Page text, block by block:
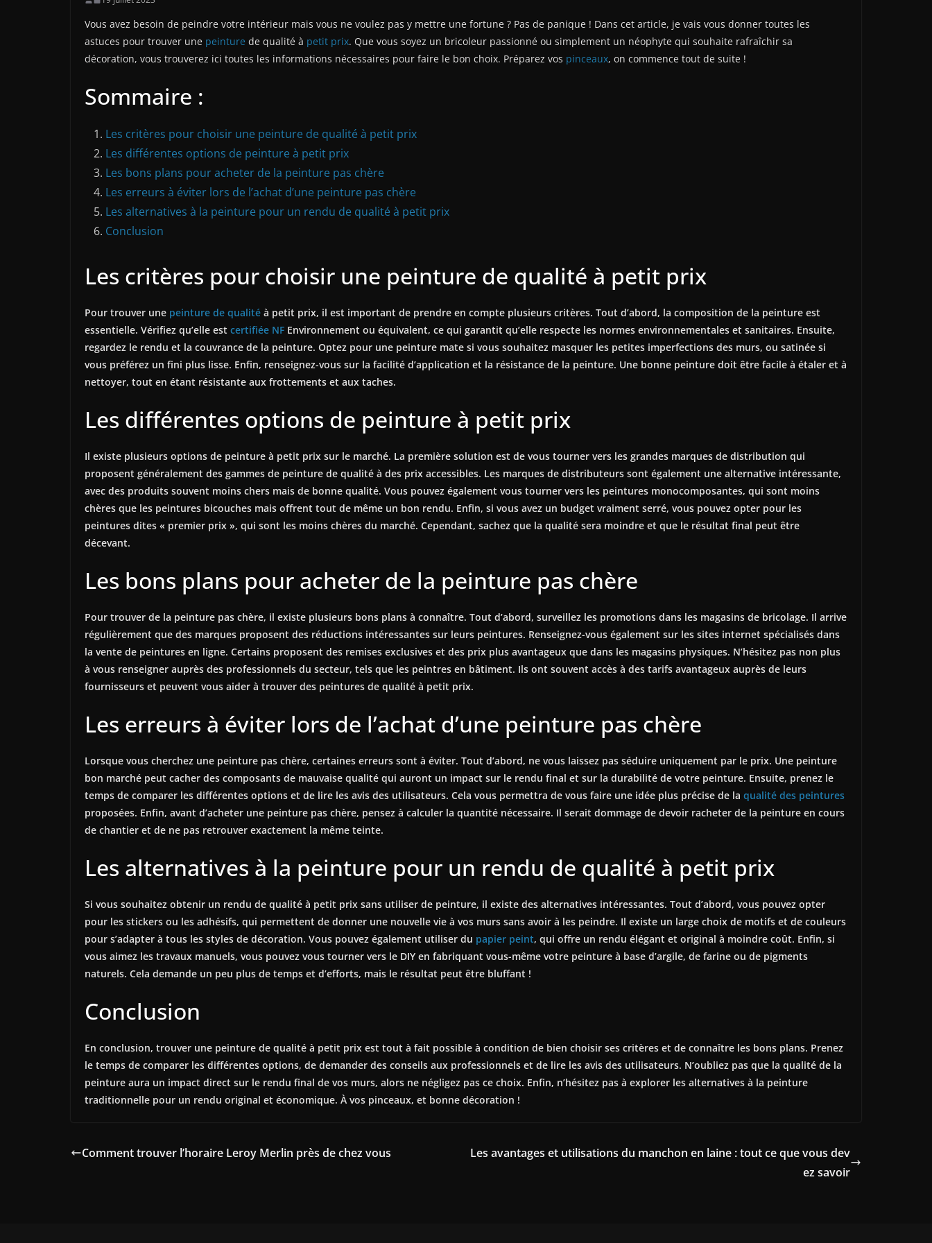
Vous avez besoin de peindre votre intérieur mais vous ne voulez pas y mettre une fortune ? Pas de panique ! Dans cet article, je vais vous donner toutes les
astuces pour trouver une peinture de qualité à petit prix. Que vous soyez un bricoleur passionné ou simplement un néophyte qui souhaite rafraîchir sa
décoration, vous trouverez ici toutes les informations nécessaires pour faire le bon choix. Préparez vos pinceaux, on commence tout de suite !
Sommaire :
Les critères pour choisir une peinture de qualité à petit prix
Les différentes options de peinture à petit prix
Les bons plans pour acheter de la peinture pas chère
Les erreurs à éviter lors de l’achat d’une peinture pas chère
Les alternatives à la peinture pour un rendu de qualité à petit prix
Conclusion
Les critères pour choisir une peinture de qualité à petit prix
Pour trouver une peinture de qualité à petit prix, il est important de prendre en compte plusieurs critères. Tout d’abord, la composition de la peinture est
essentielle. Vérifiez qu’elle est certifiée NF Environnement ou équivalent, ce qui garantit qu’elle respecte les normes environnementales et sanitaires. Ensuite,
regardez le rendu et la couvrance de la peinture. Optez pour une peinture mate si vous souhaitez masquer les petites imperfections des murs, ou satinée si
vous préférez un fini plus lisse. Enfin, renseignez-vous sur la facilité d’application et la résistance de la peinture. Une bonne peinture doit être facile à étaler et à
nettoyer, tout en étant résistante aux frottements et aux taches.
Les différentes options de peinture à petit prix
Il existe plusieurs options de peinture à petit prix sur le marché. La première solution est de vous tourner vers les grandes marques de distribution qui
proposent généralement des gammes de peinture de qualité à des prix accessibles. Les marques de distributeurs sont également une alternative intéressante,
avec des produits souvent moins chers mais de bonne qualité. Vous pouvez également vous tourner vers les peintures monocomposantes, qui sont moins
chères que les peintures bicouches mais offrent tout de même un bon rendu. Enfin, si vous avez un budget vraiment serré, vous pouvez opter pour les
peintures dites « premier prix », qui sont les moins chères du marché. Cependant, sachez que la qualité sera moindre et que le résultat final peut être
décevant.
Les bons plans pour acheter de la peinture pas chère
Pour trouver de la peinture pas chère, il existe plusieurs bons plans à connaître. Tout d’abord, surveillez les promotions dans les magasins de bricolage. Il arrive
régulièrement que des marques proposent des réductions intéressantes sur leurs peintures. Renseignez-vous également sur les sites internet spécialisés dans
la vente de peintures en ligne. Certains proposent des remises exclusives et des prix plus avantageux que dans les magasins physiques. N’hésitez pas non plus
à vous renseigner auprès des professionnels du secteur, tels que les peintres en bâtiment. Ils ont souvent accès à des tarifs avantageux auprès de leurs
fournisseurs et peuvent vous aider à trouver des peintures de qualité à petit prix.
Les erreurs à éviter lors de l’achat d’une peinture pas chère
Lorsque vous cherchez une peinture pas chère, certaines erreurs sont à éviter. Tout d’abord, ne vous laissez pas séduire uniquement par le prix. Une peinture
bon marché peut cacher des composants de mauvaise qualité qui auront un impact sur le rendu final et sur la durabilité de votre peinture. Ensuite, prenez le
temps de comparer les différentes options et de lire les avis des utilisateurs. Cela vous permettra de vous faire une idée plus précise de la qualité des peintures
proposées. Enfin, avant d’acheter une peinture pas chère, pensez à calculer la quantité nécessaire. Il serait dommage de devoir racheter de la peinture en cours
de chantier et de ne pas retrouver exactement la même teinte.
Les alternatives à la peinture pour un rendu de qualité à petit prix
Si vous souhaitez obtenir un rendu de qualité à petit prix sans utiliser de peinture, il existe des alternatives intéressantes. Tout d’abord, vous pouvez opter
pour les stickers ou les adhésifs, qui permettent de donner une nouvelle vie à vos murs sans avoir à les peindre. Il existe un large choix de motifs et de couleurs
pour s’adapter à tous les styles de décoration. Vous pouvez également utiliser du papier peint, qui offre un rendu élégant et original à moindre coût. Enfin, si
vous aimez les travaux manuels, vous pouvez vous tourner vers le DIY en fabriquant vous-même votre peinture à base d’argile, de farine ou de pigments
naturels. Cela demande un peu plus de temps et d’efforts, mais le résultat peut être bluffant !
Conclusion
En conclusion, trouver une peinture de qualité à petit prix est tout à fait possible à condition de bien choisir ses critères et de connaître les bons plans. Prenez
le temps de comparer les différentes options, de demander des conseils aux professionnels et de lire les avis des utilisateurs. N’oubliez pas que la qualité de la
peinture aura un impact direct sur le rendu final de vos murs, alors ne négligez pas ce choix. Enfin, n’hésitez pas à explorer les alternatives à la peinture
traditionnelle pour un rendu original et économique. À vos pinceaux, et bonne décoration !
Comment trouver l’horaire Leroy Merlin près de chez vous
Les avantages et utilisations du manchon en laine : tout ce que vous dev
ez savoir